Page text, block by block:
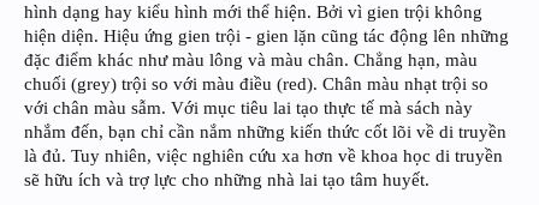
hình dạng hay kiểu hình mới thể hiện. Bởi vì gien trội không
hiện diện. Hiệu ứng gien trội - gien lặn cũng tác động lên những
đặc điểm khác như màu lông và màu chân. Chẳng hạn, màu
chuối (grey) trội so với màu điều (red). Chân màu nhạt trội so
với chân màu sẫm. Với mục tiêu lai tạo thực tế mà sách này
nhắm đến, bạn chỉ cần nắm những kiến thức cốt lõi về di truyền
là đủ. Tuy nhiên, việc nghiên cứu xa hơn về khoa học di truyền
sẽ hữu ích và trợ lực cho những nhà lai tạo tâm huyết.